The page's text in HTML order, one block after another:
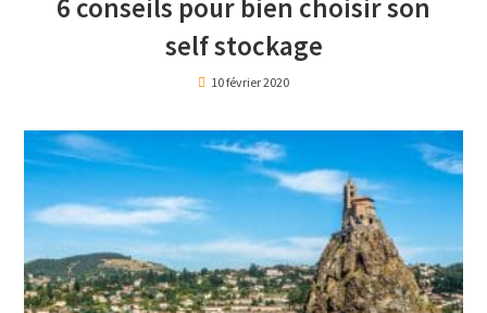
6 conseils pour bien choisir son
self stockage
10 février 2020